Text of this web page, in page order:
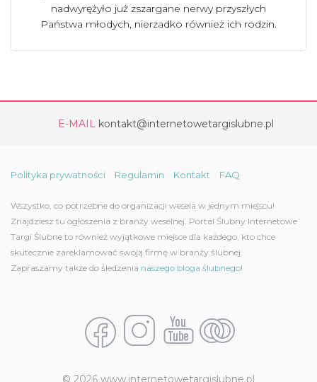
nadwyrężyło już zszargane nerwy przyszłych
Państwa młodych, nierzadko również ich rodzin.
E-MAIL kontakt@internetowetargislubne.pl
Polityka prywatności Regulamin Kontakt FAQ
Wszystko, co potrzebne do organizacji wesela w jednym miejscu!
Znajdziesz tu ogłoszenia z branży weselnej. Portal Ślubny Internetowe
Targi Ślubne to również wyjątkowe miejsce dla każdego, kto chce
skutecznie zareklamować swoją firmę w branży ślubnej.
Zapraszamy także do śledzenia naszego bloga ślubnego!
© 2026 www.internetowetargislubne.pl